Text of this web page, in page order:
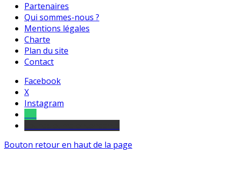
Partenaires
Qui sommes-nous ?
Mentions légales
Charte
Plan du site
Contact
Facebook
X
Instagram
Bouton retour en haut de la page